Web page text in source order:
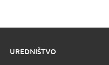
UREDNIŠTVO